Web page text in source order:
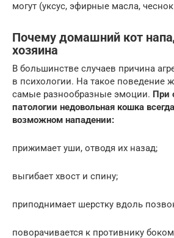
могут (уксус, эфирные масла,
Почему домашний кот
хозяина
В большинстве случаев причина
в психологии. На такое поведение
самые разнообразные эмоции. При
патологии недовольная кошка
возможном нападении:
прижимает уши, отводя их назад;
выгибает хвост и спину;
приподнимает шерстку вдоль
поворачивается к противнику